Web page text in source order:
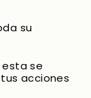
su
esta se
acciones